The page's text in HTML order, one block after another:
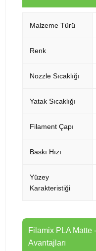
Malzeme Türü
Renk
Nozzle Sıcaklığı
Yatak Sıcaklığı
Filament Çapı
Baskı Hızı
Yüzey
Karakteristiği
Filamix PLA Matte
Avantajları